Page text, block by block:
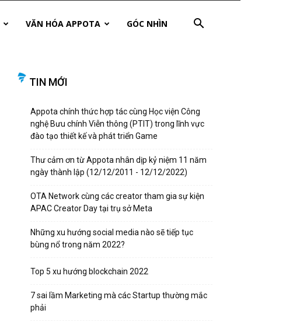
VĂN HÓA APPOTA GÓC NHÌN
TIN MỚI
Appota chính thức hợp tác cùng Học viện Công
nghệ Bưu chính Viễn thông (PTIT) trong lĩnh vực
đào tạo thiết kế và phát triển Game
Thư cảm ơn từ Appota nhân dịp kỷ niệm 11 năm
ngày thành lập (12/12/2011 - 12/12/2022)
OTA Network cùng các creator tham gia sự kiện
APAC Creator Day tại trụ sở Meta
Những xu hướng social media nào sẽ tiếp tục
bùng nổ trong năm 2022?
Top 5 xu hướng blockchain 2022
7 sai lầm Marketing mà các Startup thường mắc
phải